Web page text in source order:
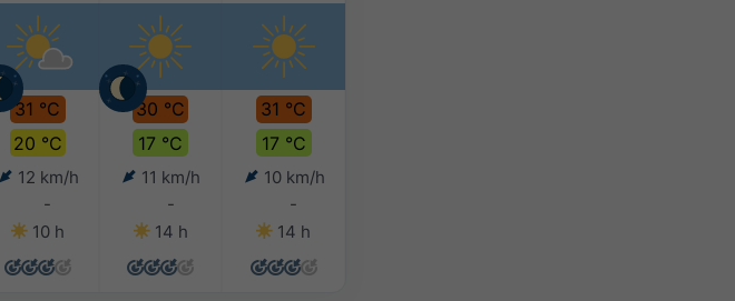
31 °C
20 °C
12 km/h
-
10 h
30 °C
17 °C
11 km/h
-
14 h
31 °C
17 °C
10 km/h
-
14 h